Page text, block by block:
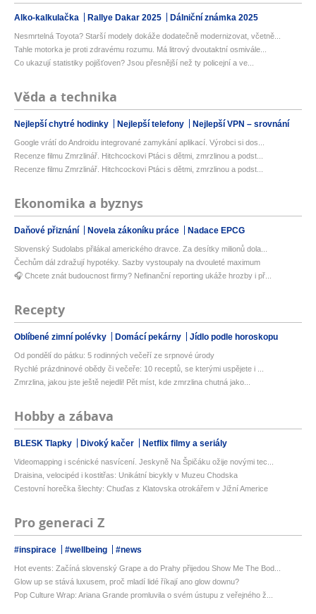
Alko-kalkulačka Rallye Dakar 2025 Dálniční známka 2025
Nesmrtelná Toyota? Starší modely dokáže dodatečně modernizovat, včetně...
Tahle motorka je proti zdravému rozumu. Má litrový dvoutaktní osmivále...
Co ukazují statistiky pojišťoven? Jsou přesnější než ty policejní a ve...
Věda a technika
Nejlepší chytré hodinky Nejlepší telefony Nejlepší VPN – srovnání
Google vrátí do Androidu integrované zamykání aplikací. Výrobci si dos...
Recenze filmu Zmrzlinář. Hitchcockovi Ptáci s dětmi, zmrzlinou a podst...
Recenze filmu Zmrzlinář. Hitchcockovi Ptáci s dětmi, zmrzlinou a podst...
Ekonomika a byznys
Daňové přiznání Novela zákoníku práce Nadace EPCG
Slovenský Sudolabs přilákal amerického dravce. Za desítky milionů dola...
Čechům dál zdražují hypotéky. Sazby vystoupaly na dvouleté maximum
🎧 Chcete znát budoucnost firmy? Nefinanční reporting ukáže hrozby i př...
Recepty
Oblíbené zimní polévky Domácí pekárny Jídlo podle horoskopu
Od pondělí do pátku: 5 rodinných večeří ze srpnové úrody
Rychlé prázdninové obědy či večeře: 10 receptů, se kterými uspějete i ...
Zmrzlina, jakou jste ještě nejedli! Pět míst, kde zmrzlina chutná jako...
Hobby a zábava
BLESK Tlapky Divoký kačer Netflix filmy a seriály
Videomapping i scénické nasvícení. Jeskyně Na Špičáku ožije novými tec...
Draisina, velocipéd i kostitřas: Unikátní bicykly v Muzeu Chodska
Cestovní horečka šlechty: Chuďas z Klatovska otrokářem v Jižní Americe
Pro generaci Z
#inspirace #wellbeing #news
Hot events: Začíná slovenský Grape a do Prahy přijedou Show Me The Bod...
Glow up se stává luxusem, proč mladí lidé říkají ano glow downu?
Pop Culture Wrap: Ariana Grande promluvila o svém ústupu z veřejného ž...